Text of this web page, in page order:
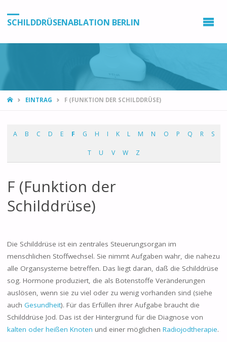
SCHILDDRÜSENABLATION BERLIN
EINTRAG F (FUNKTION DER SCHILDDRÜSE)
A B C D E F G H I K L M N O P Q R S
T U V W Z
F (Funktion der
Schilddrüse)
Die Schilddrüse ist ein zentrales Steuerungsorgan im
menschlichen Stoffwechsel. Sie nimmt Aufgaben wahr, die nahezu
alle Organsysteme betreffen. Das liegt daran, daß die Schilddrüse
sog. Hormone produziert, die als Botenstoffe Veränderungen
auslösen, wenn sie zu viel oder zu wenig vorhanden sind (siehe
auch Gesundheit). Für das Erfüllen ihrer Aufgabe braucht die
Schilddrüse Jod. Das ist der Hintergrund für die Diagnose von
kalten oder heißen Knoten und einer möglichen Radiojodtherapie.